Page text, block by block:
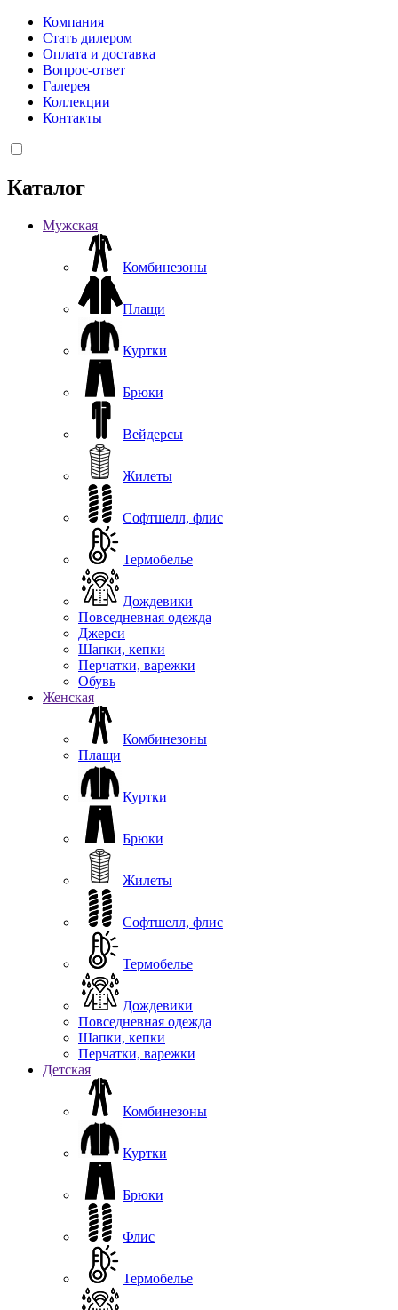
Компания
Стать дилером
Оплата и доставка
Вопрос-ответ
Галерея
Коллекции
Контакты
Каталог
Мужская
Комбинезоны
Плащи
Куртки
Брюки
Вейдерсы
Жилеты
Софтшелл, флис
Термобелье
Дождевики
Повседневная одежда
Джерси
Шапки, кепки
Перчатки, варежки
Обувь
Женская
Комбинезоны
Плащи
Куртки
Брюки
Жилеты
Софтшелл, флис
Термобелье
Дождевики
Повседневная одежда
Шапки, кепки
Перчатки, варежки
Детская
Комбинезоны
Куртки
Брюки
Флис
Термобелье